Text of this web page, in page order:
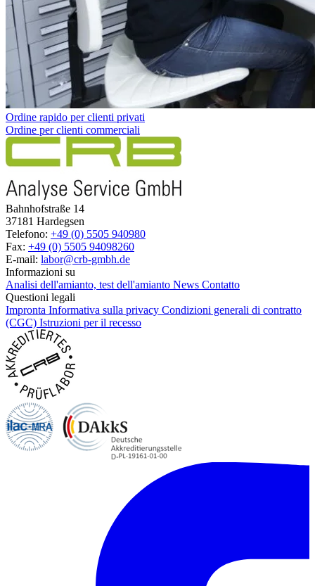
Ordine rapido per clienti privati
Ordine per clienti commerciali
Bahnhofstraße 14
37181 Hardegsen
Telefono: +49 (0) 5505 940980
Fax: +49 (0) 5505 94098260
E-mail: labor@crb-gmbh.de
Informazioni su
Analisi dell'amianto, test dell'amianto News Contatto
Questioni legali
Impronta Informativa sulla privacy Condizioni generali di contratto
(CGC) Istruzioni per il recesso